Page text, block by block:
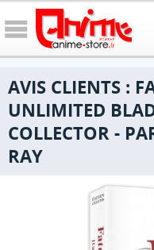
AVIS CLIENTS :
UNLIMITED
COLLECTOR -
RAY